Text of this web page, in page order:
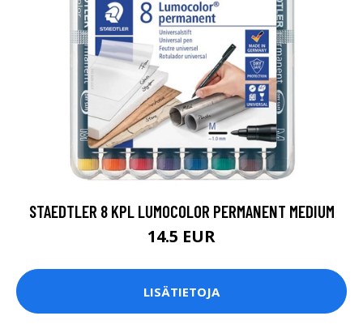
STAEDTLER 8 KPL LUMOCOLOR PERMANENT MEDIUM
14.5 EUR
LISÄTIETOJA